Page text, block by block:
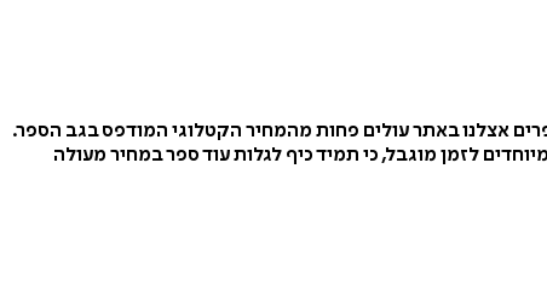
אצלנו באתר עולים פחות מהמחיר הקטלוגי המודפס בגב הספר.
לזמן מוגבל, כי תמיד כיף לגלות עוד ספר במחיר מעולה